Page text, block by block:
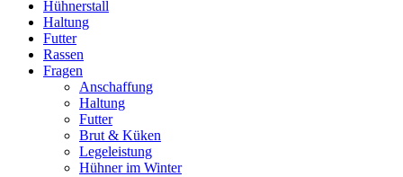
Hühnerstall
Haltung
Futter
Rassen
Fragen
Anschaffung
Haltung
Futter
Brut & Küken
Legeleistung
Hühner im Winter